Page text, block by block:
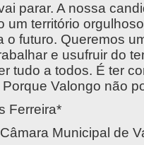
parar. A nossa
um território
o futuro. Queremos
e usufruir do
tudo a todos. É ter
Valongo não
Ferreira*
Municipal de